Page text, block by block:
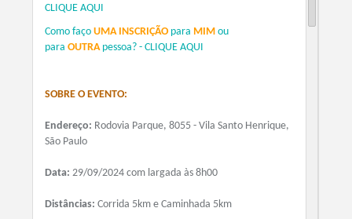
CLIQUE AQUI
Como façoUMA INSCRIÇÃOpara MIM ou
paraOUTRApessoa? - CLIQUE AQUI
SOBRE O EVENTO:
Endereço: Rodovia Parque, 8055 - Vila Santo Henrique,
São Paulo
Data:29/09/2024 com largada às 8h00
Distâncias: Corrida 5km e Caminhada 5km